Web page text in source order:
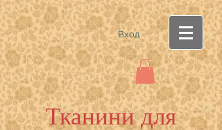
Вход
Тканини для